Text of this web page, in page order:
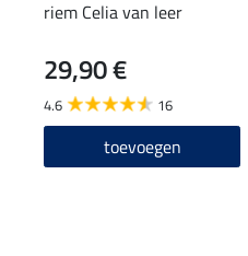
riem Celia van leer
29,90 €
4.6 16
toevoegen